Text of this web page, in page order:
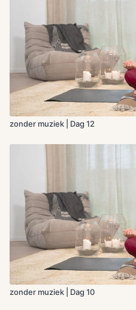
zonder muziek | Dag 12
zonder muziek | Dag 10